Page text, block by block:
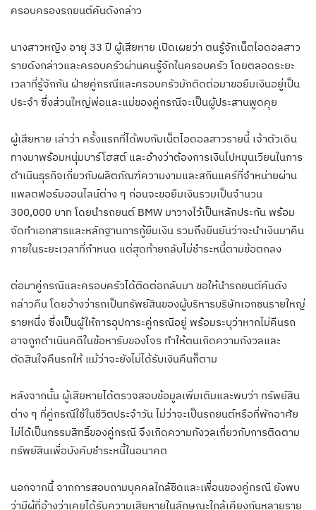
ครอบครองรถยนต์คันดังกล่าว
นางสาวหญิง อายุ 33 ปี ผู้เสียหาย เปิดเผยว่า ตนรู้จักเน็ตไอดอลสาว
รายดังกล่าวและครอบครัวผ่านคนรู้จักในครอบครัว โดยตลอดระยะ
เวลาที่รู้จักกัน ฝ่ายคู่กรณีและครอบครัวมักติดต่อมาขอยืมเงินอยู่เป็น
ประจำ ซึ่งส่วนใหญ่พ่อและแม่ของคู่กรณีจะเป็นผู้ประสานพูดคุย
ผู้เสียหาย เล่าว่า ครั้งแรกที่ได้พบกับเน็ตไอดอลสาวรายนี้ เจ้าตัวเดิน
ทางมาพร้อมหนุ่มบาร์โฮสต์ และอ้างว่าต้องการเงินไปหมุนเวียนในการ
ดำเนินธุรกิจเกี่ยวกับผลิตภัณฑ์ความงามและสกินแคร์ที่จำหน่ายผ่าน
แพลตฟอร์มออนไลน์ต่าง ๆ ก่อนจะขอยืมเงินรวมเป็นจำนวน
300,000 บาท โดยนำรถยนต์ BMW มาวางไว้เป็นหลักประกัน พร้อม
จัดทำเอกสารและหลักฐานการกู้ยืมเงิน รวมถึงยืนยันว่าจะนำเงินมาคืน
ภายในระยะเวลาที่กำหนด แต่สุดท้ายกลับไม่ชำระหนี้ตามข้อตกลง
ต่อมาคู่กรณีและครอบครัวได้ติดต่อกลับมา ขอให้นำรถยนต์คันดัง
กล่าวคืน โดยอ้างว่ารถเป็นทรัพย์สินของผู้บริหารบริษัทเอกชนรายใหญ่
รายหนึ่ง ซึ่งเป็นผู้ให้การอุปการะคู่กรณีอยู่ พร้อมระบุว่าหากไม่คืนรถ
อาจถูกดำเนินคดีในข้อหารับของโจร ทำให้ตนเกิดความกังวลและ
ตัดสินใจคืนรถให้ แม้ว่าจะยังไม่ได้รับเงินคืนก็ตาม
หลังจากนั้น ผู้เสียหายได้ตรวจสอบข้อมูลเพิ่มเติมและพบว่า ทรัพย์สิน
ต่าง ๆ ที่คู่กรณีใช้ในชีวิตประจำวัน ไม่ว่าจะเป็นรถยนต์หรือที่พักอาศัย
ไม่ได้เป็นกรรมสิทธิ์ของคู่กรณี จึงเกิดความกังวลเกี่ยวกับการติดตาม
ทรัพย์สินเพื่อบังคับชำระหนี้ในอนาคต
นอกจากนี้ จากการสอบถามบุคคลใกล้ชิดและเพื่อนของคู่กรณี ยังพบ
ว่ามีผู้ที่อ้างว่าเคยได้รับความเสียหายในลักษณะใกล้เคียงกันหลายราย